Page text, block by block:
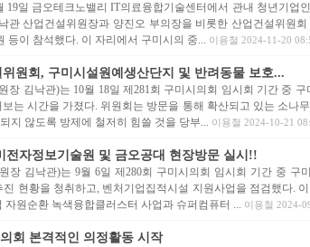
19일 금오테크노밸리 IT의료융합기술센터에서 관내 청년기업
관 산업건설위원장과 양진오 부의장을 비롯한 산업건설위원
등이 참석했다. 이 자리에서 구미시의 중... 이용철 2024-11-20
원회, 구미시설원예생산단지 및 반려동물 보호...
장 김낙관)는 10월 18일 제281회 구미시의회 임시회 기간 중
는 시간을 가졌다. 위원회는 방문을 통해 확산되고 있는 소나
지 않도록 방제에 철저히 힘쓸 것을 당부... 이용철 2024-10-21
전자정보기술원 및 금오공대 현장방문 실시!!
장 김낙관)는 9월 6일 제280회 구미시의회 임시회 기간 중 구
현황을 청취하고, 벤처기업집적시설 지원사업을 점검했다.
자원순환 녹색융합클러스터 사업과 슈퍼컴퓨터 ... 이용철 2024-
회 본격적인 의정활동 시작